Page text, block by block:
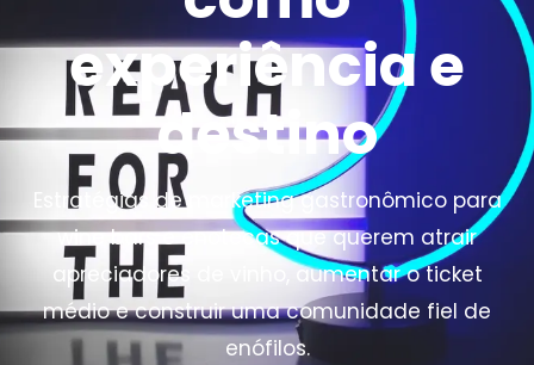
experiência e
destino
Estratégias de marketing gastronômico para
wine bars e enotecas que querem atrair
apreciadores de vinho, aumentar o ticket
médio e construir uma comunidade fiel de
enófilos.